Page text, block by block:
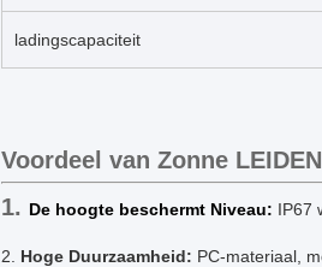
ladingscapaciteit
Voordeel van Zonne
1. De hoogte beschermt Niveau: IP67
2. Hoge Duurzaamheid: PC-materiaal,